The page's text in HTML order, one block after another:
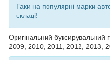
Гаки на популярні марки
складі!
Оригінальний буксирувальний
2009, 2010, 2011, 2012, 2013,